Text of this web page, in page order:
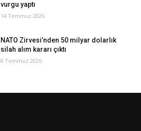
vurgu yaptı
14 Temmuz 2026
NATO Zirvesi’nden 50 milyar dolarlık
silah alım kararı çıktı
8 Temmuz 2026